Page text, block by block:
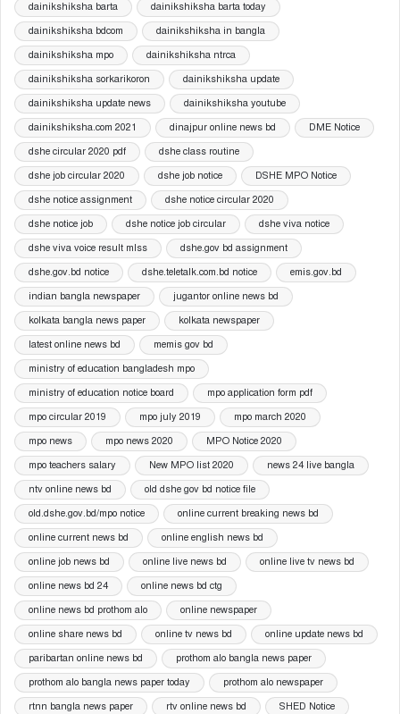
dainikshiksha barta dainikshiksha barta today
dainikshiksha bdcom dainikshiksha in bangla
dainikshiksha mpo dainikshiksha ntrca
dainikshiksha sorkarikoron dainikshiksha update
dainikshiksha update news dainikshiksha youtube
dainikshiksha.com 2021 dinajpur online news bd DME Notice
dshe circular 2020 pdf dshe class routine
dshe job circular 2020 dshe job notice DSHE MPO Notice
dshe notice assignment dshe notice circular 2020
dshe notice job dshe notice job circular dshe viva notice
dshe viva voice result mlss dshe.gov bd assignment
dshe.gov.bd notice dshe.teletalk.com.bd notice emis.gov.bd
indian bangla newspaper jugantor online news bd
kolkata bangla news paper kolkata newspaper
latest online news bd memis gov bd
ministry of education bangladesh mpo
ministry of education notice board mpo application form pdf
mpo circular 2019 mpo july 2019 mpo march 2020
mpo news mpo news 2020 MPO Notice 2020
mpo teachers salary New MPO list 2020 news 24 live bangla
ntv online news bd old dshe gov bd notice file
old.dshe.gov.bd/mpo notice online current breaking news bd
online current news bd online english news bd
online job news bd online live news bd online live tv news bd
online news bd 24 online news bd ctg
online news bd prothom alo online newspaper
online share news bd online tv news bd online update news bd
paribartan online news bd prothom alo bangla news paper
prothom alo bangla news paper today prothom alo newspaper
rtnn bangla news paper rtv online news bd SHED Notice